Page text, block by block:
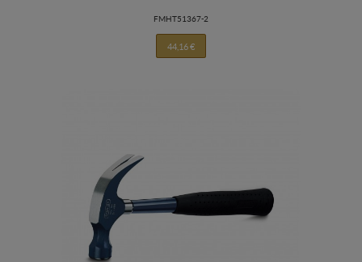
FMHT51367-2
44,16 €